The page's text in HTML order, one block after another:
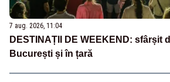
7 aug. 2026, 11:04
DESTINAȚII DE WEEKEND: sfârșit
București și în țară